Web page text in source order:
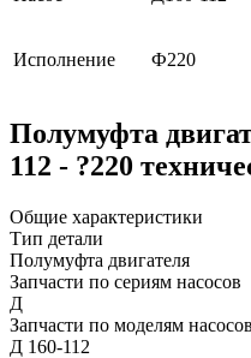
Исполнение Ф220
Полумуфта
112 - ?220
Общие характеристики
Тип детали
Полумуфта двигателя
Запчасти по сериям насосов
Д
Запчасти по моделям насосов
Д 160-112